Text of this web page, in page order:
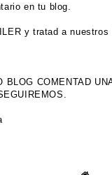
en tu blog.
y tratad a nuestros
COMENTAD